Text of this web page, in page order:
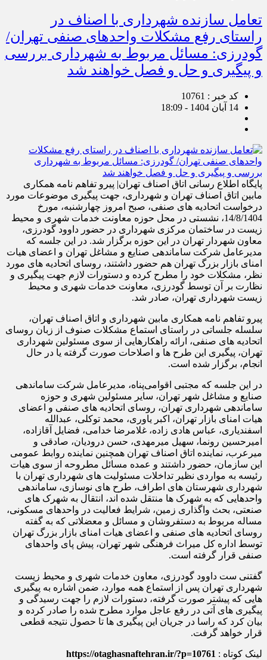
تعامل سازنده شهرداری با اصناف در
راستای رفع مشکلات واحدهای صنفی تهران/
گودرزی: مسائل مربوط به شهرداری بررسی
و پیگیری و حل و فصل خواهند شد
کد خبر : 10761
14 آبان 1404 - 18:09
پایگاه اطلاع رسانی اتاق اصناف تهران| پیرو تفاهم نامه همکاری
مابین اتاق اصناف تهران و شهرداری، جهت پیگیری موضوعات مورد
درخواست اتحادیه های صنفی، صبح امروز چهارشنبه، مورخ
14/8/1404، نشستی در محل حوزه معاونت خدمات شهری و محیط
زیست در ساختمان مرکزی شهرداری در حضور داوود گودرزی،
معاون شهردار تهران در این حوزه برگزار شد. در این جلسه که
مدیرعامل شرکت ساماندهی صنایع و مشاغل تهران و اعضای هیات
امنای بازار بزرگ تهران هم حضور داشتند، روسای اتحادیه های مورد
نظر، مشکلات خود را مطرح کرده و دستورات لازم جهت پیگیری و
نظارت بر آن توسط گودرزی، معاونت خدمات شهری و محیط
زیست شهرداری تهران، صادر شد.
پیرو تفاهم نامه همکاری مابین شهرداری و اتاق اصناف تهران،
سلسله جلساتی در راستای استماع مشکلات صنوف از زبان روسای
اتحادیه های صنفی، ارائه راهکارهایی از سوی مسئولین شهرداری
تهران، پیگیری این طرح ها و اصلاحات صورت گرفته یا در حال
انجام، برگزار شده است.
در این جلسه که مجتبی اقوامی‌پناه، مدیرعامل شرکت ساماندهی
صنایع و مشاغل شهر تهران، سایر مسئولین شهری و حوزه
ساماندهی شهرداری تهران، روسای اتحادیه های صنفی و اعضای
هیات امنای بازار تهران، اکبر یاوری، محمد توکلی، عبدالله
اسفندیاری، عباس هادی زاده، غلامرضا خدامی، فضایل آقازاده،
امیرحسین رونما، سهیل میرمهدی، حسن درودیان، صادقی و
میرعرب، نماینده اتاق اصناف تهران همچنین نماینده روابط عمومی
این سازمان، حضور داشتند و عمده مسائل مطروحه از سوی هیات
رئیسه به مواردی نظیر تداخلات مسئولیت های شهرداری تهران با
شهرداری شهرستان های اطراف، طرح های نوسازی، ساماندهی
واحدهایی که به شهرک ها منتقل شده اند، انتقال به شهرک های
صنعتی، بحث واگذاری زمین، شرایط فعالیت در واحدهای مسکونی،
مساله مربوط به دستفروشان و مسائل و معضلاتی که به گفته
روسای اتحادیه های صنفی و اعضای هیات امنای بازار بزرگ تهران
توسط اداره کل میراث فرهنگی شهر تهران، پیش پای واحدهای
صنفی قرار گرفته است.
گفتنی ست داوود گودرزی، معاون خدمات شهری و محیط زیست
شهرداری تهران پس از استماع همه موارد، ضمن اشاره به پیگیری
هایی که پیشتر صورت گرفته، دستورات لازم را جهت رسیدگی و
پیگیری های آتی در رفع عاجل موارد مطرح شده را صادر کرده و
بیان کرد که راسا در جریان این پیگیری ها تا حصول نتیجه قطعی
قرار خواهد گرفت.
لینک کوتاه : https://otaghasnaftehran.ir/?p=10761